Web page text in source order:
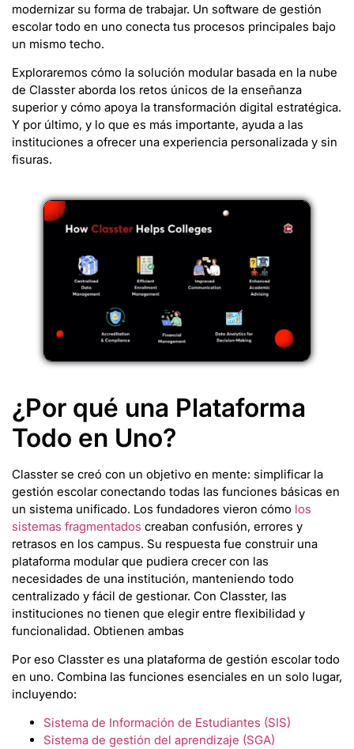
modernizar su forma de trabajar. Un software de gestión
escolar todo en uno conecta tus procesos principales bajo
un mismo techo.
Exploraremos cómo la solución modular basada en la nube
de Classter aborda los retos únicos de la enseñanza
superior y cómo apoya la transformación digital estratégica.
Y por último, y lo que es más importante, ayuda a las
instituciones a ofrecer una experiencia personalizada y sin
fisuras.
¿Por qué una Plataforma
Todo en Uno?
Classter se creó con un objetivo en mente: simplificar la
gestión escolar conectando todas las funciones básicas en
un sistema unificado. Los fundadores vieron cómo los
sistemas fragmentados creaban confusión, errores y
retrasos en los campus. Su respuesta fue construir una
plataforma modular que pudiera crecer con las
necesidades de una institución, manteniendo todo
centralizado y fácil de gestionar. Con Classter, las
instituciones no tienen que elegir entre flexibilidad y
funcionalidad. Obtienen ambas
Por eso Classter es una plataforma de gestión escolar todo
en uno. Combina las funciones esenciales en un solo lugar,
incluyendo:
Sistema de Información de Estudiantes (SIS)
Sistema de gestión del aprendizaje (SGA)